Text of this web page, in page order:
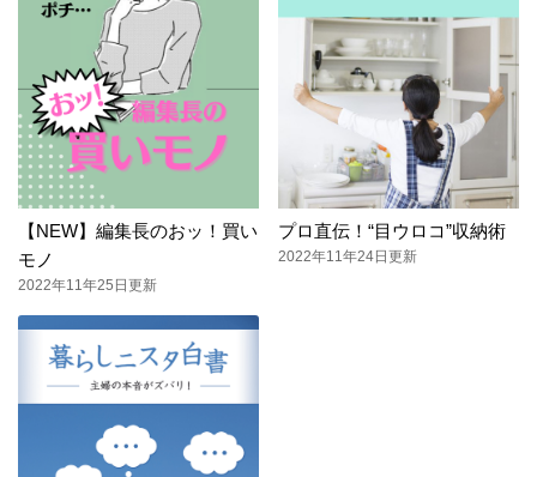
【NEW】編集長のおッ！買い
モノ
2022年11年25日更新
プロ直伝！“目ウロコ”収納術
2022年11年24日更新